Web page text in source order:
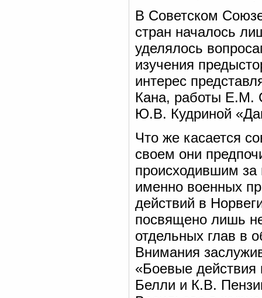
В Советском
стран началось
уделялось
изучения
интерес
Кана, работы Е.М.
Ю.В. Кудриной
Что же касается
своем они
происходившим
именно военных
действий в
посвящено лишь
отдельных глав в
Внимания
«Боевые
Белли и К.В.